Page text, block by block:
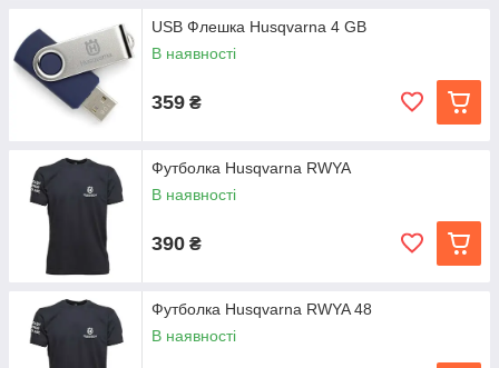
USB Флешка Husqvarna 4 GB
В наявності
359 ₴
Футболка Husqvarna RWYA
В наявності
390 ₴
Футболка Husqvarna RWYA 48
В наявності